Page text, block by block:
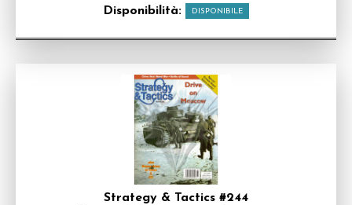
Disponibilità: DISPONIBILE
Strategy & Tactics #244